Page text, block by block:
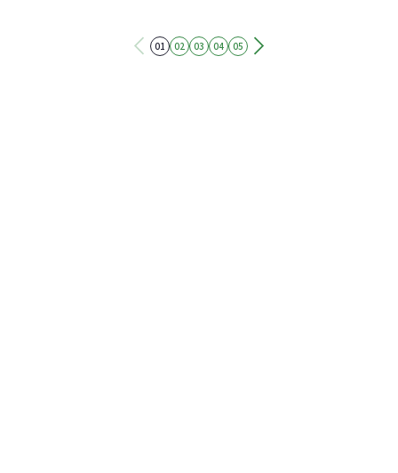
亞地區13家重要電子供應鏈目前消極再生能源目標與使用
01 02 03 04 05